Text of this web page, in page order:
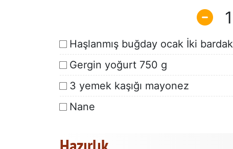
1
Haşlanmış buğday ocak İki bardak
Gergin yoğurt 750 g
3 yemek kaşığı mayonez
Nane